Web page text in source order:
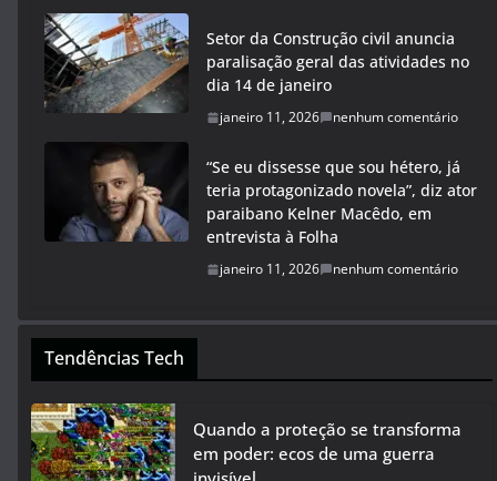
Setor da Construção civil anuncia
paralisação geral das atividades no
dia 14 de janeiro
janeiro 11, 2026 nenhum comentário
“Se eu dissesse que sou hétero, já
teria protagonizado novela”, diz ator
paraibano Kelner Macêdo, em
entrevista à Folha
janeiro 11, 2026 nenhum comentário
Tendências Tech
Quando a proteção se transforma
em poder: ecos de uma guerra